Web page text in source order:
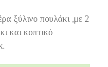
ξύλινο πουλάκι ,με 2
και κοπτικό